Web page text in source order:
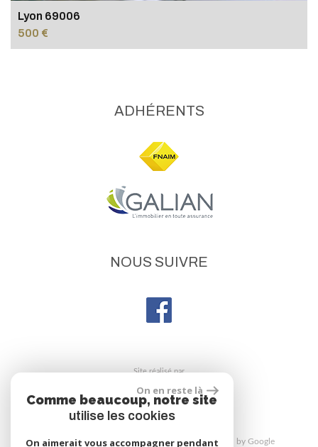
Lyon 69006
500 €
NOUS SUIVRE
ADHÉRENTS
site réalisé par
© 2026 | Tous droits réservés | Traduction powered by Google
On en reste là
Comme beaucoup, notre site
utilise les cookies
On aimerait vous accompagner pendant